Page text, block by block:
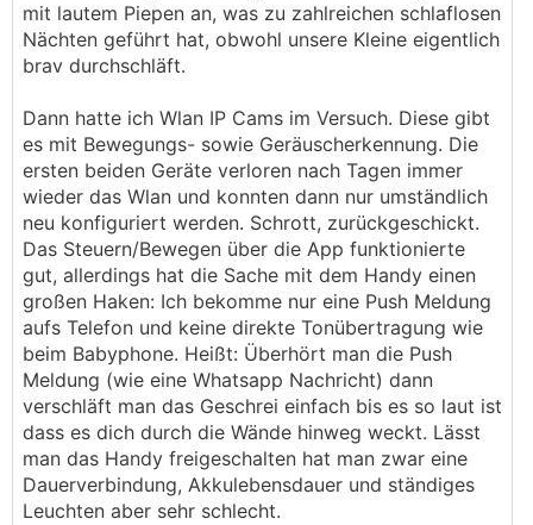
mit lautem Piepen an, was zu zahlreichen schlaflosen
Nächten geführt hat, obwohl unsere Kleine eigentlich
brav durchschläft.
Dann hatte ich Wlan IP Cams im Versuch. Diese gibt
es mit Bewegungs- sowie Geräuscherkennung. Die
ersten beiden Geräte verloren nach Tagen immer
wieder das Wlan und konnten dann nur umständlich
neu konfiguriert werden. Schrott, zurückgeschickt.
Das Steuern/Bewegen über die App funktionierte
gut, allerdings hat die Sache mit dem Handy einen
großen Haken: Ich bekomme nur eine Push Meldung
aufs Telefon und keine direkte Tonübertragung wie
beim Babyphone. Heißt: Überhört man die Push
Meldung (wie eine Whatsapp Nachricht) dann
verschläft man das Geschrei einfach bis es so laut ist
dass es dich durch die Wände hinweg weckt. Lässt
man das Handy freigeschalten hat man zwar eine
Dauerverbindung, Akkulebensdauer und ständiges
Leuchten aber sehr schlecht.